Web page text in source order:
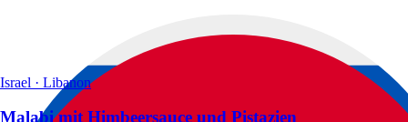
Israel · Libanon
Malabi mit Himbeersauce und Pistazien